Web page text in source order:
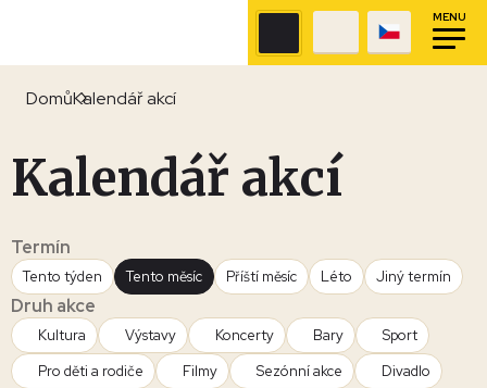
MENU
DomůKalendář akcí
Kalendář akcí
Termín
Tento týden Tento měsíc Příští měsíc Léto Jiný termín
Druh akce
Kultura Výstavy Koncerty Bary
Sport
Pro děti a rodiče
Filmy Sezónní akce
Divadlo